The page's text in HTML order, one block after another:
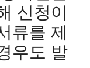
신청이
류를 제
우도 발